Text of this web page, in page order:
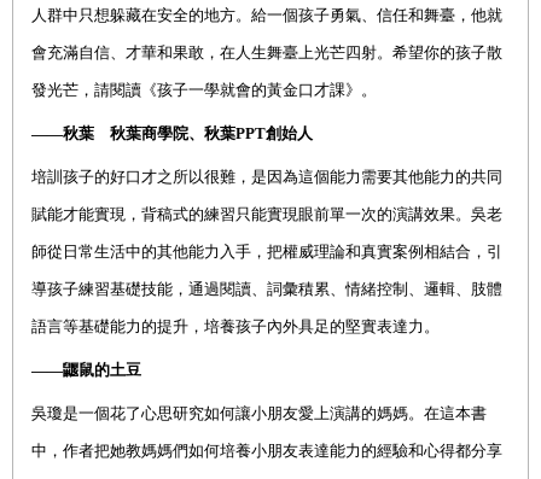
人群中只想躲藏在安全的地方。給一個孩子勇氣、信任和舞臺，他就
會充滿自信、才華和果敢，在人生舞臺上光芒四射。希望你的孩子散
發光芒，請閱讀《孩子一學就會的黃金口才課》。
——秋葉 秋葉商學院、秋葉PPT創始人
培訓孩子的好口才之所以很難，是因為這個能力需要其他能力的共同
賦能才能實現，背稿式的練習只能實現眼前單一次的演講效果。吳老
師從日常生活中的其他能力入手，把權威理論和真實案例相結合，引
導孩子練習基礎技能，通過閱讀、詞彙積累、情緒控制、邏輯、肢體
語言等基礎能力的提升，培養孩子內外具足的堅實表達力。
——鼴鼠的土豆
吳瓊是一個花了心思研究如何讓小朋友愛上演講的媽媽。在這本書
中，作者把她教媽媽們如何培養小朋友表達能力的經驗和心得都分享